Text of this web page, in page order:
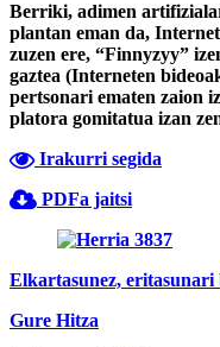
Berriki, adimen
plantan eman da,
zuzen ere, “Finnyzyy”
gaztea (Interneten
pertsonari ematen zaion
platora gomitatua izan
Irakurri segida
PDFa jaitsi
Elkartasunez, eritasunari
Gure Hitza